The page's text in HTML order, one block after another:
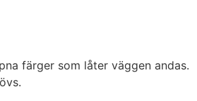
färger som låter väggen andas.